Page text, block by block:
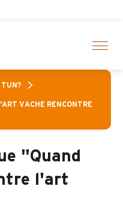
TUN?
VACHE RENCONTRE
"Quand
l'art